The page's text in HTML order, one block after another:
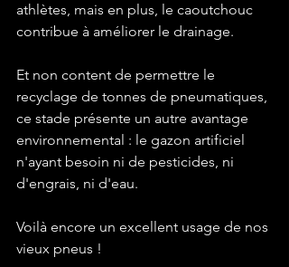
athlètes, mais en plus, le caoutchouc
contribue à améliorer le drainage.
Et non content de permettre le
recyclage de tonnes de pneumatiques,
ce stade présente un autre avantage
environnemental : le gazon artificiel
n'ayant besoin ni de pesticides, ni
d'engrais, ni d'eau.
Voilà encore un excellent usage de nos
vieux pneus !